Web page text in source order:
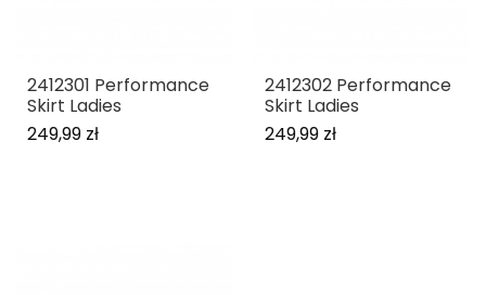
2412301 Performance
Skirt Ladies
249,99 zł
2412302 Performance
Skirt Ladies
249,99 zł